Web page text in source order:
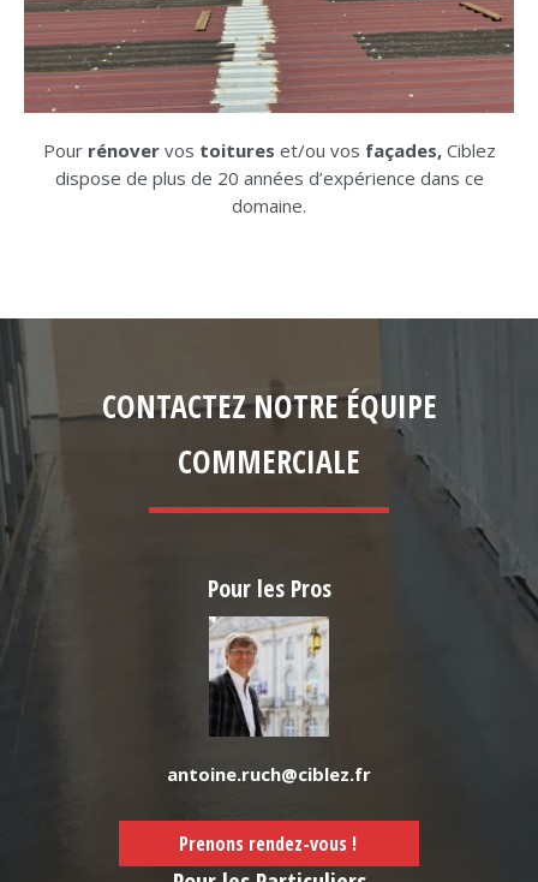
Pourrénover vos toitures et/ou vos façades, Ciblez
dispose de plus de 20 années d’expérience dans ce
domaine.
CONTACTEZ NOTRE ÉQUIPE
COMMERCIALE
Pour les Pros
antoine.ruch@ciblez.fr
Prenons rendez-vous !